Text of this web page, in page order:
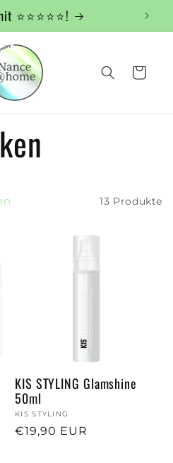
⭐️⭐️⭐️⭐️⭐️!
Warenkorb
13 Produkte
KIS STYLING Glamshine
50ml
Anbieter:
KIS STYLING
Normaler
€19,90 EUR